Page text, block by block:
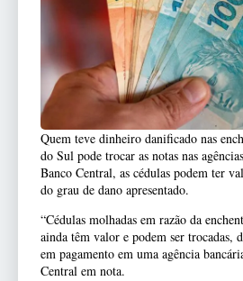
Quem teve dinheiro danificado nas
do Sul pode trocar as notas nas
Banco Central, as cédulas podem ter
do grau de dano apresentado.
“Cédulas molhadas em razão da
ainda têm valor e podem ser trocadas,
em pagamento em uma agência
Central em nota.